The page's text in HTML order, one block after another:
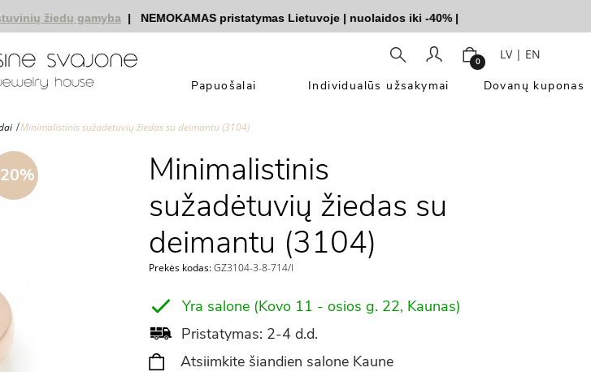
žiedų gamyba | NEMOKAMAS pristatymas Lietuvoje|nuolaidos iki -40%|
0 LV| EN
Papuošalai Individualūs užsakymai Dovanų kuponas
Minimalistinis sužadėtuvių žiedas su deimantu (3104)
Minimalistinis
sužadėtuvių žiedas su
deimantu (3104)
Prekės kodas:GZ3104-3-8-714/l
Yra salone (Kovo 11 - osios g. 22, Kaunas)
Pristatymas: 2-4 d.d.
Atsiimkite šiandien salone Kaune